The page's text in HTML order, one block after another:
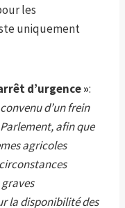
les
uniquement
d’urgence »:
d’un frein
afin que
agricoles
la disponibilité des